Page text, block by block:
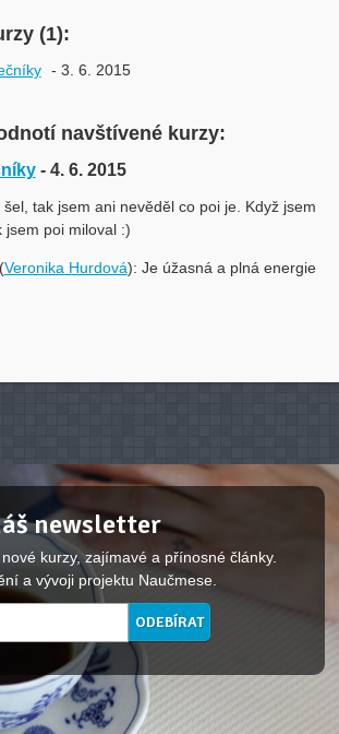
(1):
- 3. 6. 2015
navštívené kurzy:
- 4. 6. 2015
tak jsem ani nevěděl co poi je. Když jsem
jsem poi miloval :)
Veronika Hurdová): Je úžasná a plná energie
newsletter
kurzy, zajímavé a přínosné články.
a vývoji projektu Naučmese.